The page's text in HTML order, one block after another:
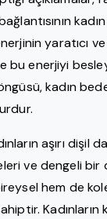
yaratıcı
bu enerjiyi
kadın
aşırı dişil
ve dengeli bir
hem de
Kadınların